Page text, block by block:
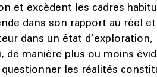
et excèdent les cadres
dans son rapport au réel
dans un état
de manière plus ou moins
les réalités